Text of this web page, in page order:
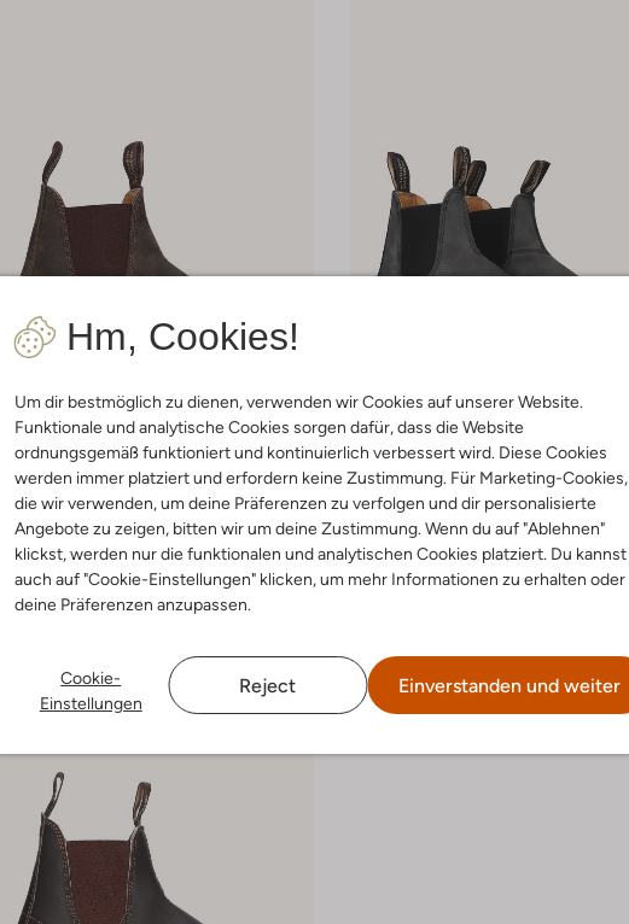
Hm, Cookies!
Um dir bestmöglich zu dienen, verwenden wir Cookies auf unserer Website.
Funktionale und analytische Cookies sorgen dafür, dass die Website
ordnungsgemäß funktioniert und kontinuierlich verbessert wird. Diese Cookies
werden immer platziert und erfordern keine Zustimmung. Für Marketing-Cookies,
die wir verwenden, um deine Präferenzen zu verfolgen und dir personalisierte
Angebote zu zeigen, bitten wir um deine Zustimmung. Wenn du auf "Ablehnen"
klickst, werden nur die funktionalen und analytischen Cookies platziert. Du kannst
auch auf "Cookie-Einstellungen" klicken, um mehr Informationen zu erhalten oder
deine Präferenzen anzupassen.
Cookie-
Einstellungen
Reject Einverstanden und weiter
Blundstone
Chelsea Boots
€ 209,99
+ mehr farben
Blundstone
Chelsea Boots
€ 209,95
+ mehr farben